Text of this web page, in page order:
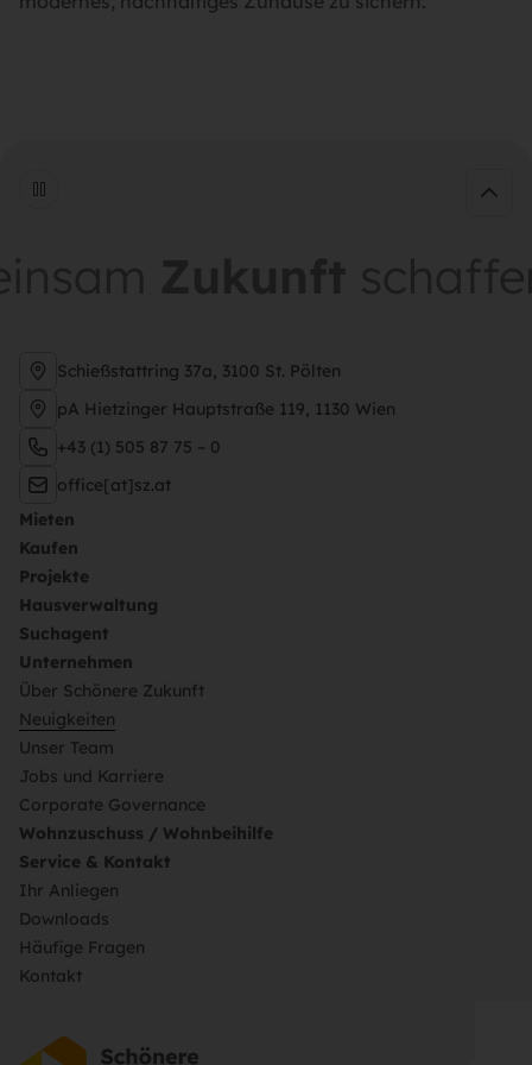
Schießstattring 37a, 3100 St. Pölten
pA Hietzinger Hauptstraße 119, 1130 Wien
+43 (1) 505 87 75 – 0
office[at]sz.at
Mieten
Kaufen
Projekte
Hausverwaltung
Suchagent
Unternehmen
Über Schönere Zukunft
Neuigkeiten
Unser Team
Jobs und Karriere
Corporate Governance
Wohnzuschuss / Wohnbeihilfe
Service & Kontakt
Ihr Anliegen
Downloads
Häufige Fragen
Kontakt